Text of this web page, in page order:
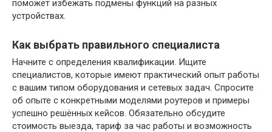
поможет избежать подмены функций на разных
устройствах.
Как выбрать правильного специалиста
Начните с определения квалификации. Ищите
специалистов, которые имеют практический опыт работы
с вашим типом оборудования и сетевых задач. Спросите
об опыте с конкретными моделями роутеров и примеры
успешно решённых кейсов. Обязательно обсудите
стоимость выезда, тариф за час работы и возможность